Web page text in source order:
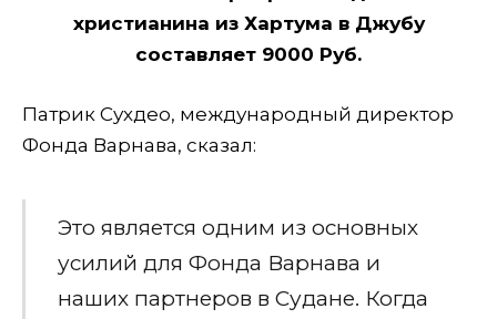
христианина из Хартума в Джубу
составляет 9000 Руб.
Патрик Сухдео, международный директор
Фонда Варнава, сказал:
Это является одним из основных
усилий для Фонда Варнава и
наших партнеров в Судане. Когда